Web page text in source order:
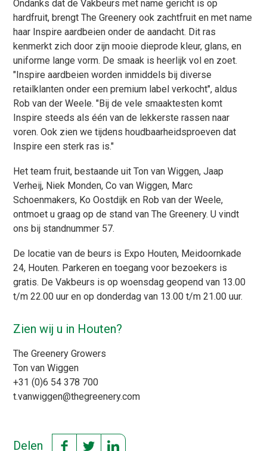
Ondanks dat de Vakbeurs met name gericht is op
hardfruit, brengt The Greenery ook zachtfruit en met name
haar Inspire aardbeien onder de aandacht. Dit ras
kenmerkt zich door zijn mooie dieprode kleur, glans, en
uniforme lange vorm. De smaak is heerlijk vol en zoet.
"Inspire aardbeien worden inmiddels bij diverse
retailklanten onder een premium label verkocht", aldus
Rob van der Weele. "Bij de vele smaaktesten komt
Inspire steeds als één van de lekkerste rassen naar
voren. Ook zien we tijdens houdbaarheidsproeven dat
Inspire een sterk ras is."
Het team fruit, bestaande uit Ton van Wiggen, Jaap
Verheij, Niek Monden, Co van Wiggen, Marc
Schoenmakers, Ko Oostdijk en Rob van der Weele,
ontmoet u graag op de stand van The Greenery. U vindt
ons bij standnummer 57.
De locatie van de beurs is Expo Houten, Meidoornkade
24, Houten. Parkeren en toegang voor bezoekers is
gratis. De Vakbeurs is op woensdag geopend van 13.00
t/m 22.00 uur en op donderdag van 13.00 t/m 21.00 uur.
Zien wij u in Houten?
The Greenery Growers
Ton van Wiggen
+31 (0)6 54 378 700
t.vanwiggen@thegreenery.com
Delen